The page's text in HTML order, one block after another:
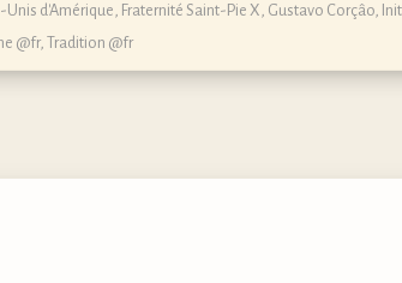
Unis d'Amérique, Fraternité Saint-Pie X, Gustavo Corçâo,
@fr, Tradition @fr